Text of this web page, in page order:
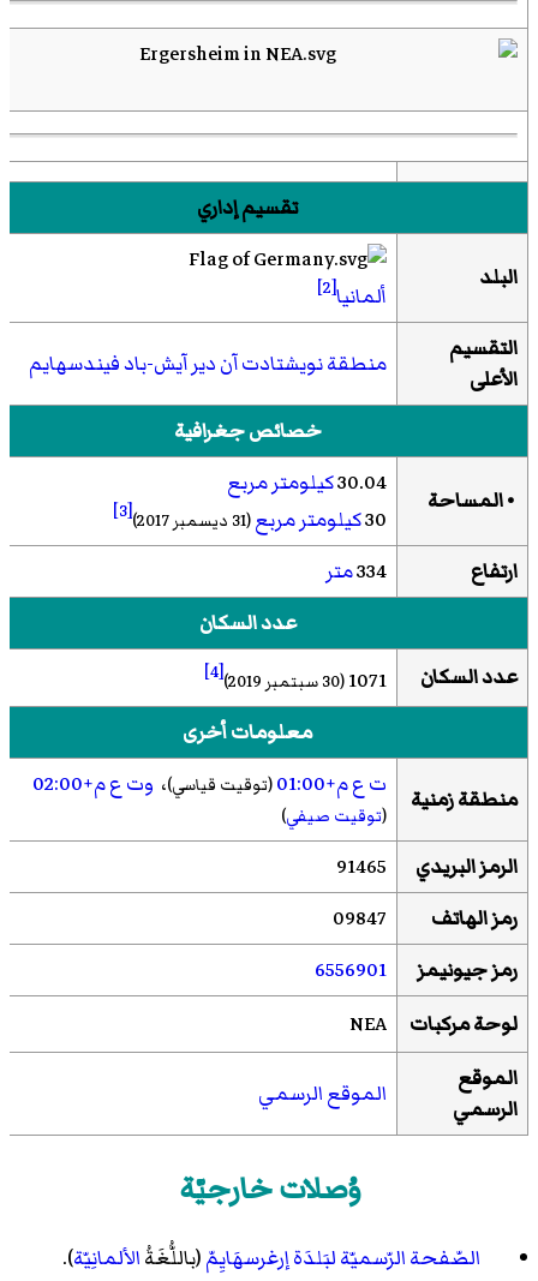
تقسيم إداري
البلد
ألمانيا[2]
التقسيم
الأعلى
منطقة نويشتادت آن دير آيش-باد فيندسهايم
خصائص جغرافية
• المساحة
30.04كيلومتر مربع
30كيلومتر مربع(31 ديسمبر 2017) [3]
ارتفاع 334متر
عدد السكان
عدد السكان
1071(30 سبتمبر 2019) [4]
معلومات أخرى
منطقة زمنية ت ع م+01:00 (توقيت قياسي)، وت ع م+02:00
(توقيت صيفي)
الرمز البريدي
91465
رمز الهاتف
09847
رمز جيونيمز
6556901
لوحة مركبات
NEA
الموقع
الرسمي
الموقع الرسمي
وُصلات خارجيّة
الصّفحة الرّسميّة لبَلدَة إرغرسهَايِمّ(باللُّغَةُالألمانِيّة).